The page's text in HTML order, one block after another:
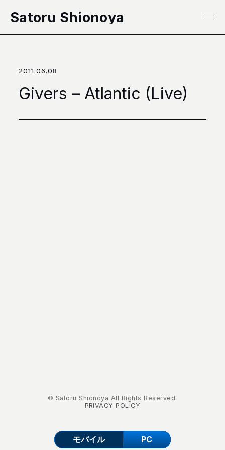
Satoru Shionoya
2011.06.08
Givers – Atlantic (Live)
© Satoru Shionoya All Rights Reserved.
PRIVACY POLICY
モバイル PC